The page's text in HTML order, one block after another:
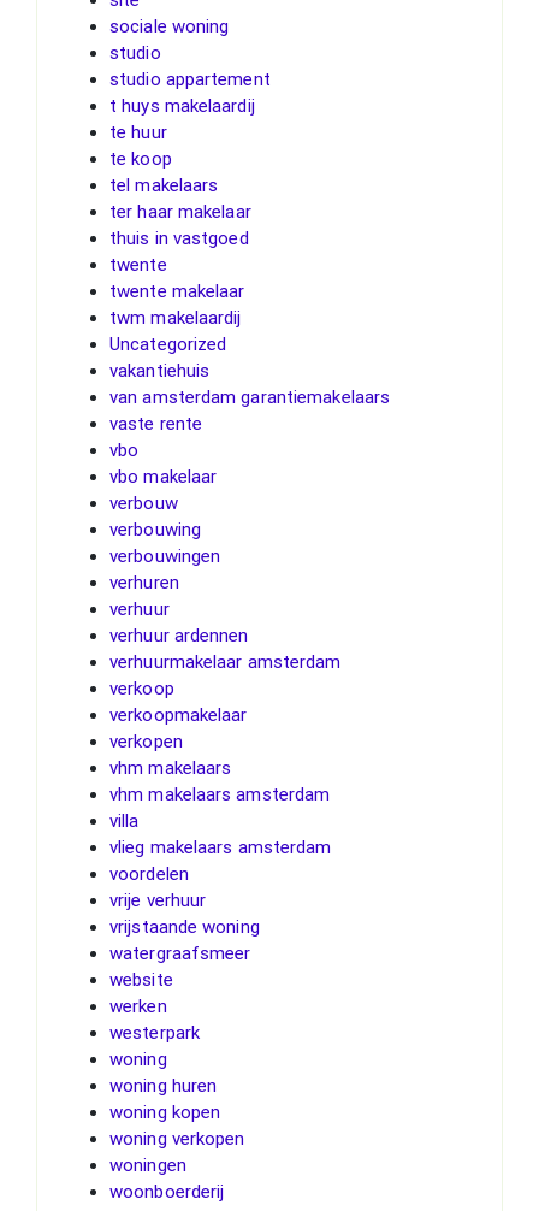
sociale woning
studio
studio appartement
t huys makelaardij
te huur
te koop
tel makelaars
ter haar makelaar
thuis in vastgoed
twente
twente makelaar
twm makelaardij
Uncategorized
vakantiehuis
van amsterdam garantiemakelaars
vaste rente
vbo
vbo makelaar
verbouw
verbouwing
verbouwingen
verhuren
verhuur
verhuur ardennen
verhuurmakelaar amsterdam
verkoop
verkoopmakelaar
verkopen
vhm makelaars
vhm makelaars amsterdam
villa
vlieg makelaars amsterdam
voordelen
vrije verhuur
vrijstaande woning
watergraafsmeer
website
werken
westerpark
woning
woning huren
woning kopen
woning verkopen
woningen
woonboerderij